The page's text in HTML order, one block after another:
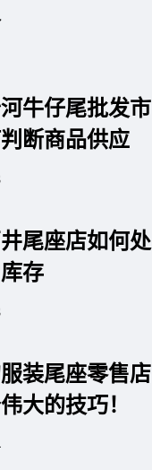
牛仔尾批发市
断商品供应
尾座店如何处
存
装尾座零售店
大的技巧！